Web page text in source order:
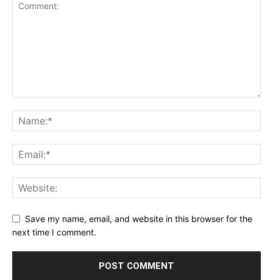
Save my name, email, and website in this browser for the
next time I comment.